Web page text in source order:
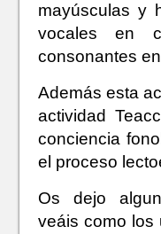
mayúsculas y
vocales en
consonantes
Además esta
actividad
conciencia
el proceso
Os dejo
veáis como los